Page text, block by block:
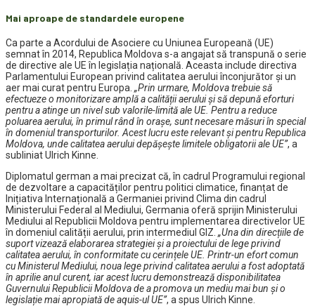
Mai aproape de standardele europene
Ca parte a Acordului de Asociere cu Uniunea Europeană (UE)
semnat în 2014, Republica Moldova s-a angajat să transpună o serie
de directive ale UE în legislația națională. Aceasta include directiva
Parlamentului European privind calitatea aerului înconjurător și un
aer mai curat pentru Europa. „Prin urmare, Moldova trebuie să
efectueze o monitorizare amplă a calității aerului și să depună eforturi
pentru a atinge un nivel sub valorile-limită ale UE. Pentru a reduce
poluarea aerului, în primul rând în orașe, sunt necesare măsuri în special
în domeniul transporturilor. Acest lucru este relevant și pentru Republica
Moldova, unde calitatea aerului depășește limitele obligatorii ale UE”, a
subliniat Ulrich Kinne.
Diplomatul german a mai precizat că, în cadrul Programului regional
de dezvoltare a capacităților pentru politici climatice, finanțat de
Inițiativa Internațională a Germaniei privind Clima din cadrul
Ministerului Federal al Mediului, Germania oferă sprijin Ministerului
Mediului al Republicii Moldova pentru implementarea directivelor UE
în domeniul calității aerului, prin intermediul GIZ. „Una din direcțiile de
suport vizează elaborarea strategiei și a proiectului de lege privind
calitatea aerului, în conformitate cu cerințele UE. Printr-un efort comun
cu Ministerul Mediului, noua lege privind calitatea aerului a fost adoptată
în aprilie anul curent, iar acest lucru demonstrează disponibilitatea
Guvernului Republicii Moldova de a promova un mediu mai bun și o
legislație mai apropiată de aquis-ul UE”, a spus Ulrich Kinne.